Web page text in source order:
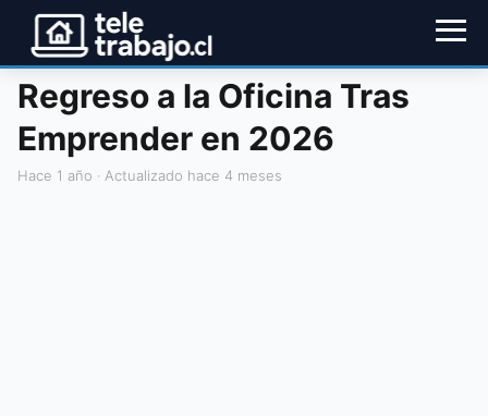
Regreso a la Oficina Tras
Emprender en 2026
hace 1 año · Actualizado hace 4 meses